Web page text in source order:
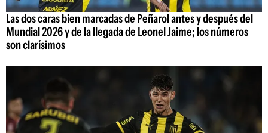
Las dos caras bien marcadas de Peñarol antes y después del
Mundial 2026 y de la llegada de Leonel Jaime; los números
son clarísimos